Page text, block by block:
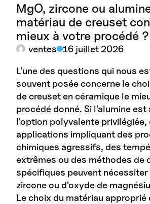
MgO, zircone ou
matériau de creuset
mieux à votre procédé ?
ventes
16 juillet 2026
L'une des questions qui nous
souvent posée concerne le
de creuset en céramique le
procédé donné. Si l'alumine est
l'option polyvalente privilégiée,
applications impliquant des
chimiques agressifs, des
extrêmes ou des méthodes de
spécifiques peuvent
zircone ou d'oxyde de
Le choix du matériau approprié